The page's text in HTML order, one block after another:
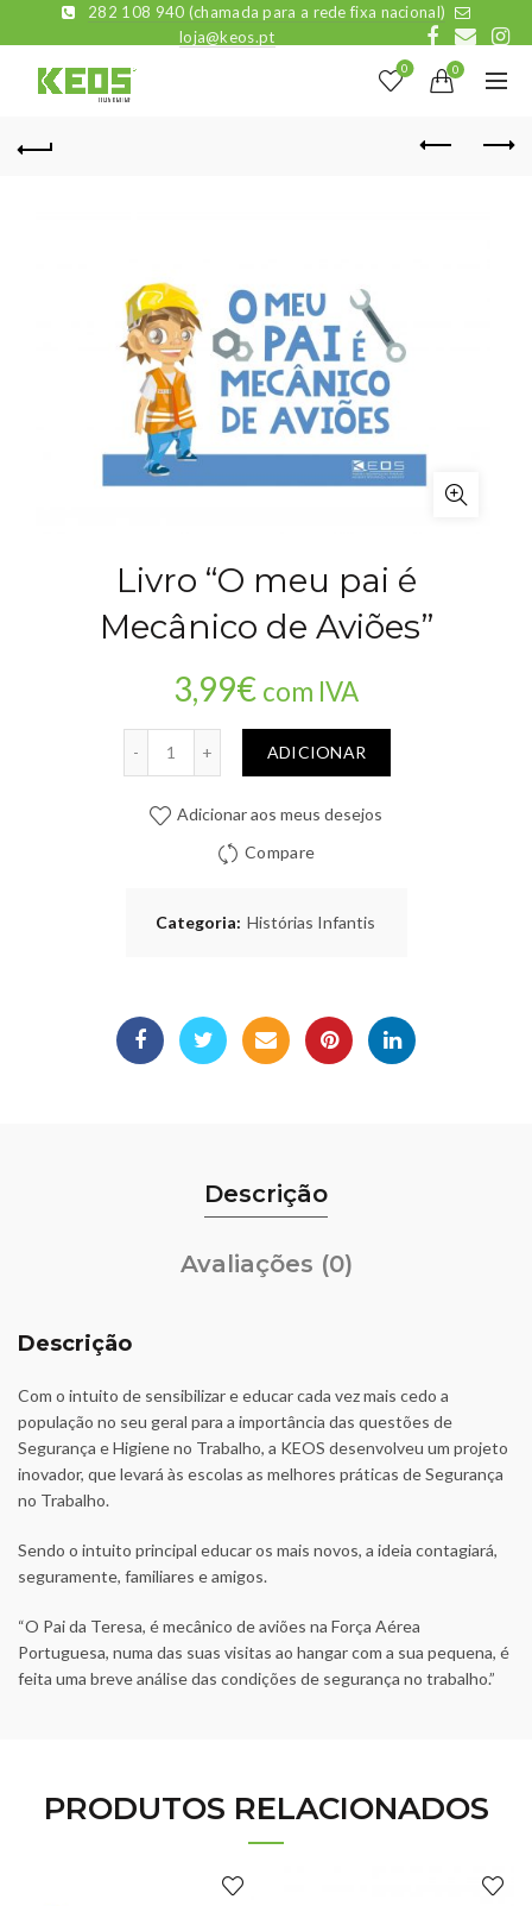
282 108 940 (chamada para a rede fixa nacional)
loja@keos.pt
0 0
Livro “O meu pai é
Mecânico de Aviões”
3,99€ com IVA
ADICIONAR
Adicionar aos meus desejos
Compare
Categoria: Histórias Infantis
Descrição
Avaliações (0)
Descrição
Com o intuito de sensibilizar e educar cada vez mais cedo a
população no seu geral para a importância das questões de
Segurança e Higiene no Trabalho, a KEOS desenvolveu um projeto
inovador, que levará às escolas as melhores práticas de Segurança
no Trabalho.
Sendo o intuito principal educar os mais novos, a ideia contagiará,
seguramente, familiares e amigos.
“O Pai da Teresa, é mecânico de aviões na Força Aérea
Portuguesa, numa das suas visitas ao hangar com a sua pequena, é
feita uma breve análise das condições de segurança no trabalho.”
PRODUTOS RELACIONADOS